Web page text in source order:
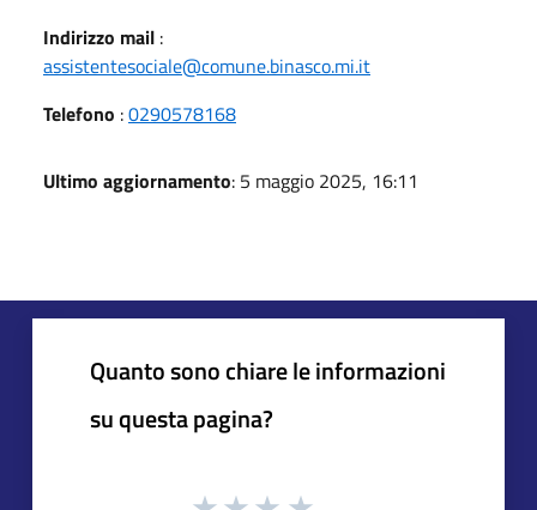
Indirizzo mail :
assistentesociale@comune.binasco.mi.it
Telefono :0290578168
Ultimo aggiornamento: 5 maggio 2025, 16:11
Quanto sono chiare le informazioni
su questa pagina?